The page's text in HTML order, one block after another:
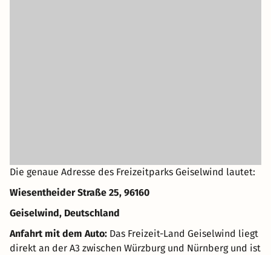
Die genaue Adresse des Freizeitparks Geiselwind lautet:
Wiesentheider Straße 25, 96160
Geiselwind, Deutschland
Anfahrt mit dem Auto: Das Freizeit-Land Geiselwind liegt
direkt an der A3 zwischen Würzburg und Nürnberg und ist